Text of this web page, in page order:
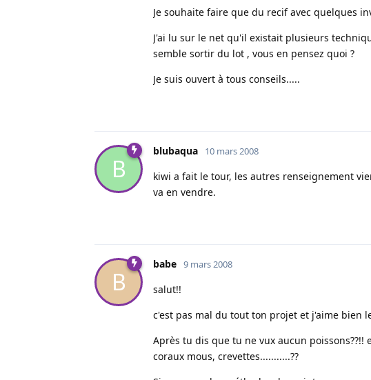
Je souhaite faire que du recif avec quelques
J'ai lu sur le net qu'il existait plusieurs
semble sortir du lot , vous en pensez quoi ?
Je suis ouvert à tous conseils.....
B
blubaqua 10 mars 2008
kiwi a fait le tour, les autres renseignement
va en vendre.
B
babe 9 mars 2008
salut!!
c'est pas mal du tout ton projet et j'aime bien
Après tu dis que tu ne vux aucun
coraux mous, crevettes...........??